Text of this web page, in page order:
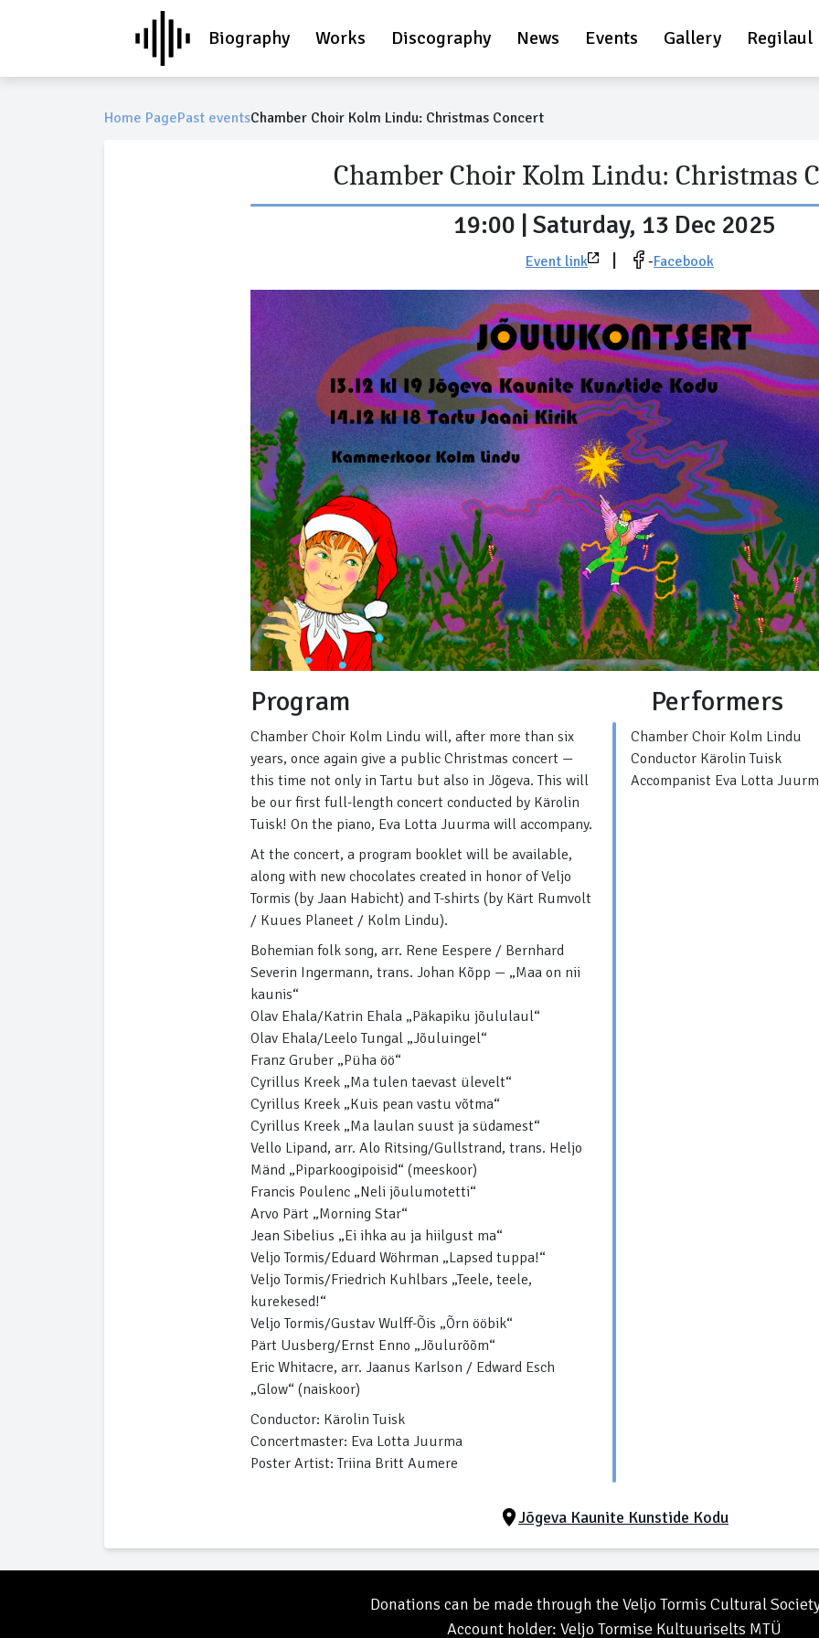
Biography Works Discography News Events Gallery Regilaul
Home PagePast eventsChamber Choir Kolm Lindu: Christmas Concert
Chamber Choir Kolm Lindu: Christmas
19:00 | Saturday, 13 Dec 2025
Event link | -Facebook
Program Performers
Chamber Choir Kolm Lindu will, after more than six
years, once again give a public Christmas concert —
this time not only in Tartu but also in Jõgeva. This will
be our first full-length concert conducted by Kärolin
Tuisk! On the piano, Eva Lotta Juurma will accompany.
At the concert, a program booklet will be available,
along with new chocolates created in honor of Veljo
Tormis (by Jaan Habicht) and T-shirts (by Kärt Rumvolt
/ Kuues Planeet / Kolm Lindu).
Bohemian folk song, arr. Rene Eespere / Bernhard
Severin Ingermann, trans. Johan Kõpp — „Maa on nii
kaunis“
Olav Ehala/Katrin Ehala „Päkapiku jõululaul“
Olav Ehala/Leelo Tungal „Jõuluingel“
Franz Gruber „Püha öö“
Cyrillus Kreek „Ma tulen taevast ülevelt“
Cyrillus Kreek „Kuis pean vastu võtma“
Cyrillus Kreek „Ma laulan suust ja südamest“
Vello Lipand, arr. Alo Ritsing/Gullstrand, trans. Heljo
Mänd „Piparkoogipoisid“ (meeskoor)
Francis Poulenc „Neli jõulumotetti“
Arvo Pärt „Morning Star“
Jean Sibelius „Ei ihka au ja hiilgust ma“
Veljo Tormis/Eduard Wöhrman „Lapsed tuppa!“
Veljo Tormis/Friedrich Kuhlbars „Teele, teele,
kurekesed!“
Veljo Tormis/Gustav Wulff-Õis „Õrn ööbik“
Pärt Uusberg/Ernst Enno „Jõulurõõm“
Eric Whitacre, arr. Jaanus Karlson / Edward Esch
„Glow“ (naiskoor)
Conductor: Kärolin Tuisk
Concertmaster: Eva Lotta Juurma
Poster Artist: Triina Britt Aumere
Chamber Choir Kolm Lindu
Conductor Kärolin Tuisk
Accompanist Eva Lotta
Jõgeva Kaunite Kunstide Kodu
Donations can be made through the Veljo Tormis Cultural
Account holder: Veljo Tormise Kultuuriselts MTÜ